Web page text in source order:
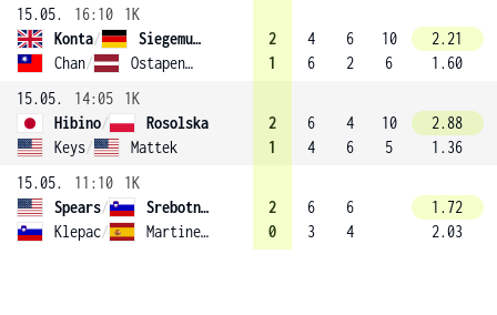
15.05.
16:10
1K
Konta/
Siegemund
Chan/ Ostapenko (8)
2
1
4
6
6
2
10
6
2.21
1.60
15.05.
14:05
1K
Hibino/
Rosolska
Keys/ Mattek
2
1
6
4
4
6
10
5
2.88
1.36
15.05.
11:10
1K
Spears/
Srebotnik (6)
Klepac/ Martinez Sanchez
2
0
6
3
6
4
1.72
2.03